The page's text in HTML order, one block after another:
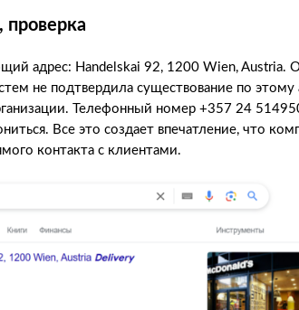
проверка
адрес: Handelskai 92, 1200 Wien, Austria.
не подтвердила существование по
Телефонный номер +357 24
Все это создает впечатление, что
контакта с клиентами.